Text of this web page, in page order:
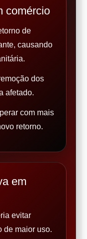
comércio
de
causando
dos
afetado.
com mais
retorno.
em
evitar
de maior uso.